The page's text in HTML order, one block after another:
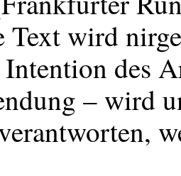
Text wird
des
– wird